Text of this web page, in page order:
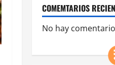
COMEMTARIOS
No hay